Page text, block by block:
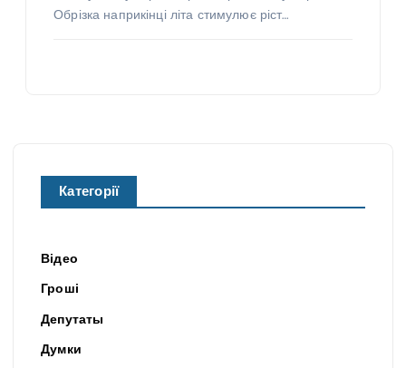
Обрізка наприкінці літа стимулює ріст…
Категорії
Відео
Гроші
Депутаты
Думки